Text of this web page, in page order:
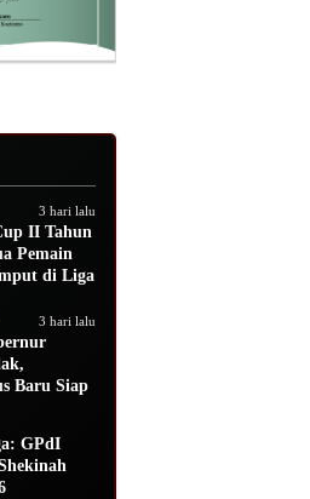
3 hari lalu
II Tahun
Pemain
di Liga
3 hari lalu
Baru Siap
GPdI